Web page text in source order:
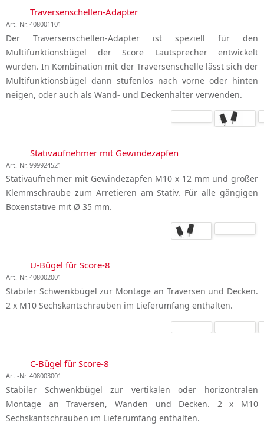
Traversenschellen-Adapter
Art.-Nr. 408001101
Der Traversenschellen-Adapter ist speziell für den
Multifunktionsbügel der Score Lautsprecher entwickelt
wurden. In Kombination mit der Traversenschelle lässt sich der
Multifunktionsbügel dann stufenlos nach vorne oder hinten
neigen, oder auch als Wand- und Deckenhalter verwenden.
Stativaufnehmer mit Gewindezapfen
Art.-Nr. 999924521
Stativaufnehmer mit Gewindezapfen M10 x 12 mm und großer
Klemmschraube zum Arretieren am Stativ. Für alle gängigen
Boxenstative mit Ø 35 mm.
U-Bügel für Score-8
Art.-Nr. 408002001
Stabiler Schwenkbügel zur Montage an Traversen und Decken.
2 x M10 Sechskantschrauben im Lieferumfang enthalten.
C-Bügel für Score-8
Art.-Nr. 408003001
Stabiler Schwenkbügel zur vertikalen oder horizontralen
Montage an Traversen, Wänden und Decken. 2 x M10
Sechskantschrauben im Lieferumfang enthalten.